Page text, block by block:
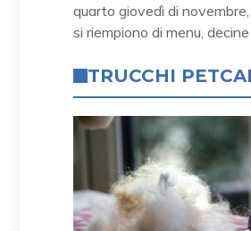
quarto giovedì di
si riempiono di menu,
TRUCCHI